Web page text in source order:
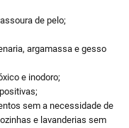
de pelo;
argamassa e gesso
e inodoro;
sem a necessidade de
e lavanderias sem